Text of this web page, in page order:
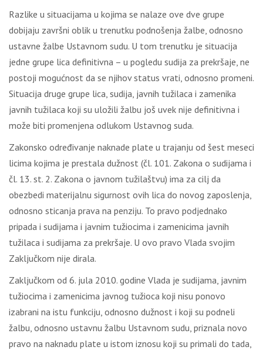
Razlike u situacijama u kojima se nalaze ove dve grupe
dobijaju završni oblik u trenutku podnošenja žalbe, odnosno
ustavne žalbe Ustavnom sudu. U tom trenutku je situacija
jedne grupe lica definitivna – u pogledu sudija za prekršaje, ne
postoji mogućnost da se njihov status vrati, odnosno promeni.
Situacija druge grupe lica, sudija, javnih tužilaca i zamenika
javnih tužilaca koji su uložili žalbu još uvek nije definitivna i
može biti promenjena odlukom Ustavnog suda.
Zakonsko određivanje naknade plate u trajanju od šest meseci
licima kojima je prestala dužnost (čl. 101. Zakona o sudijama i
čl. 13. st. 2. Zakona o javnom tužilaštvu) ima za cilj da
obezbedi materijalnu sigurnost ovih lica do novog zaposlenja,
odnosno sticanja prava na penziju. To pravo podjednako
pripada i sudijama i javnim tužiocima i zamenicima javnih
tužilaca i sudijama za prekršaje. U ovo pravo Vlada svojim
Zaključkom nije dirala.
Zaključkom od 6. jula 2010. godine Vlada je sudijama, javnim
tužiocima i zamenicima javnog tužioca koji nisu ponovo
izabrani na istu funkciju, odnosno dužnost i koji su podneli
žalbu, odnosno ustavnu žalbu Ustavnom sudu, priznala novo
pravo na naknadu plate u istom iznosu koji su primali do tada,